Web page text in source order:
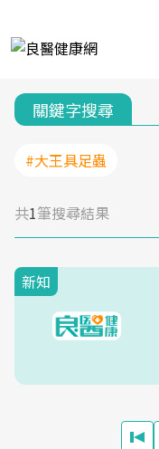
關鍵字搜尋
#大王具足蟲
共1筆搜尋結果
新知